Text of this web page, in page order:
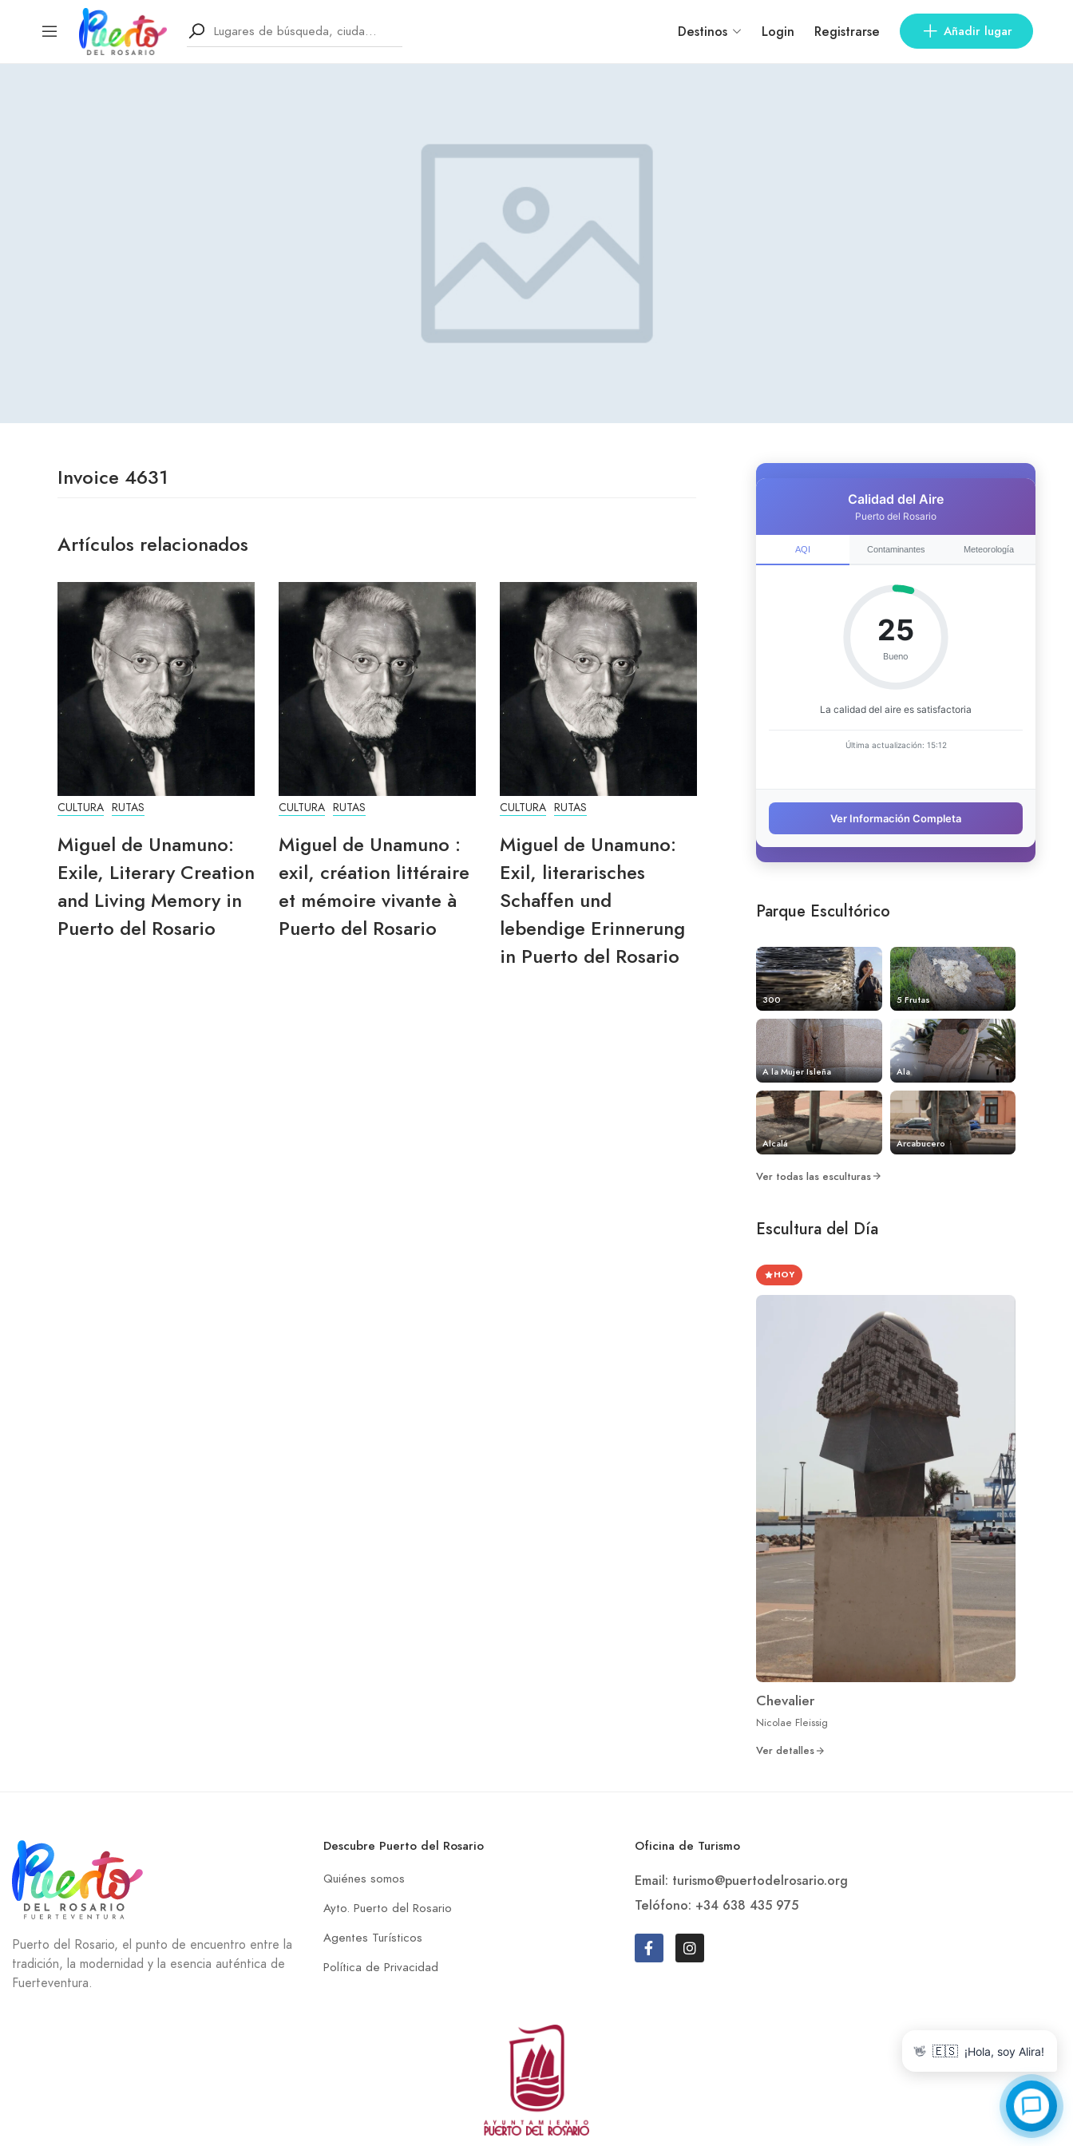
Destinos Login Registrarse Añadir lugar
Invoice 4631
Artículos relacionados
CULTURA RUTAS
Miguel de Unamuno:
Exile, Literary Creation
and Living Memory in
Puerto del Rosario
CULTURA RUTAS
Miguel de Unamuno :
exil, création littéraire
et mémoire vivante à
Puerto del Rosario
CULTURA RUTAS
Miguel de Unamuno:
Exil, literarisches
Schaffen und
lebendige Erinnerung
in Puerto del Rosario
Parque Escultórico
300 5 Frutas
A la Mujer Isleña Ala
Alcalá Arcabucero
Ver todas las esculturas
Escultura del Día
HOY
Chevalier
Nicolae Fleissig
Ver detalles
Puerto del Rosario, el punto de encuentro entre la
tradición, la modernidad y la esencia auténtica de
Fuerteventura.
Descubre Puerto del Rosario
Quiénes somos
Ayto. Puerto del Rosario
Agentes Turísticos
Política de Privacidad
Oficina de Turismo
Email: turismo@puertodelrosario.org
Telófono: +34 638 435 975
👋 🇪🇸 ¡Hola, soy Alira!